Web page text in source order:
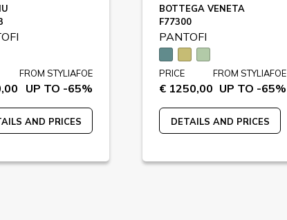
FROM STYLIAFOE
UP TO -65%
AND PRICES
BOTTEGA VENETA
F77300
PANTOFI
PRICE
€ 1250,00
FROM STYLIAFOE
UP TO -65%
DETAILS AND PRICES